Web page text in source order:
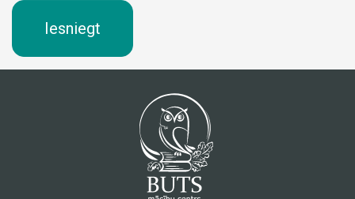
Iesniegt